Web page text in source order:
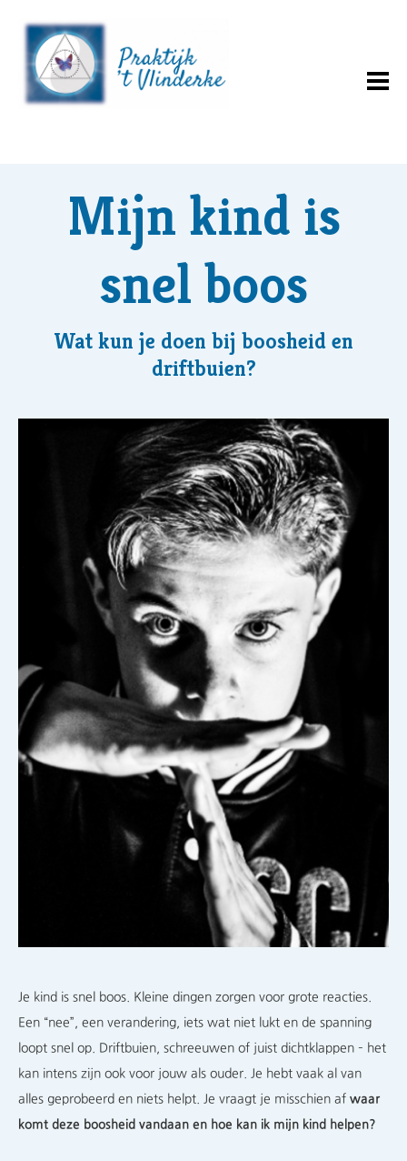
Mijn kind is
snel boos
Wat kun je doen bij boosheid en
driftbuien?
Je kind is snel boos. Kleine dingen zorgen voor grote reacties.
Een “nee”, een verandering, iets wat niet lukt en de spanning
loopt snel op. Driftbuien, schreeuwen of juist dichtklappen – het
kan intens zijn ook voor jouw als ouder. Je hebt vaak al van
alles geprobeerd en niets helpt. Je vraagt je misschien af waar
komt deze boosheid vandaan en hoe kan ik mijn kind helpen?